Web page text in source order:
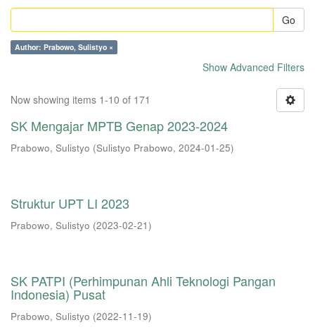
Go
Author: Prabowo, Sulistyo ×
Show Advanced Filters
Now showing items 1-10 of 171
SK Mengajar MPTB Genap 2023-2024
Prabowo, Sulistyo (Sulistyo Prabowo, 2024-01-25)
Struktur UPT LI 2023
Prabowo, Sulistyo (2023-02-21)
SK PATPI (Perhimpunan Ahli Teknologi Pangan
Indonesia) Pusat
Prabowo, Sulistyo (2022-11-19)